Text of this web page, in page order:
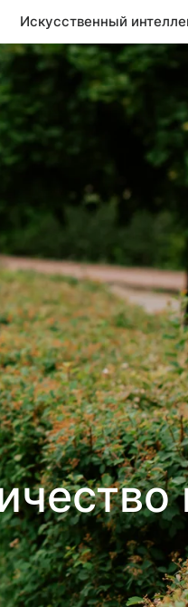
Искусственный